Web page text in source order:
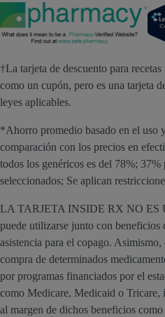
†La tarjeta de descuento para
como un cupón, pero es una tarjeta
leyes aplicables.
*Ahorro promedio basado en el uso
comparación con los precios en
todos los genéricos es del 78%; 37%
seleccionados; Se aplican
LA TARJETA INSIDE RX NO ES
puede utilizarse junto con beneficios
asistencia para el copago.
compra de determinados
por programas financiados por el
como Medicare, Medicaid o Tricare,
al margen de dichos beneficios